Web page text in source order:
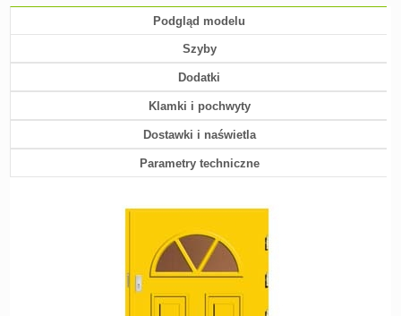
Podgląd modelu
Szyby
Dodatki
Klamki i pochwyty
Dostawki i naświetla
Parametry techniczne